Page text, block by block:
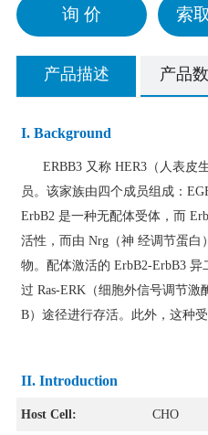
询 价 索
产品描述 产品
I. Background
ERBB3 又称 HER3（人表皮
员。该家族由四个成员组成：
ErbB2 是一种无配体受体，而
活性，而由 Nrg（神 经调节蛋白
物。配体激活的 ErbB2-ErbB3 异
过 Ras-ERK（细胞外信号调节激
B）途径进行存活。此外，这种
II. Introduction
Host Cell: CHO